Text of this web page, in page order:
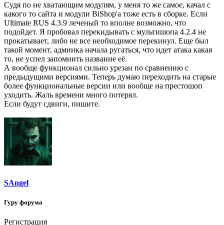
Судя по не хватающим модулям, у меня то же самое, качал с
какого то сайта и модули BiShop'a тоже есть в сборке. Если
Ultimate RUS 4.3.9 леченый то вполне возможно, что
подойдет. Я пробовал перекидывать с мультишопа 4.2.4 не
прокатывает, либо не все необходимое перекинул. Еще был
такой момент, админка начала ругаться, что идет атака какая
то, не успел запомнить название её.
А вообще функционал сильно урезан по сравнению с
предыдущими версиями. Теперь думаю переходить на старые
более функциональные версии или вообще на престошоп
уходить. Жаль времени много потерял.
Если будут сдвиги, пишите.
SAngel
Гуру форума
Регистрация